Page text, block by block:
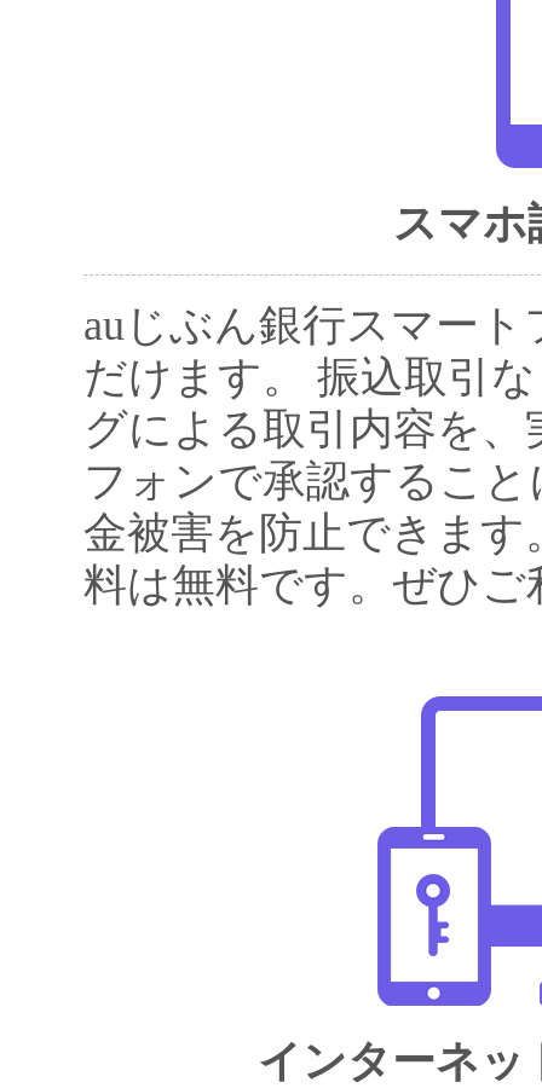
スマホ
auじぶん銀行スマー
だけます。 振込取引
グによる取引内容を
フォンで承認するこ
金被害を防止できま
料は無料です。ぜひ
インターネ